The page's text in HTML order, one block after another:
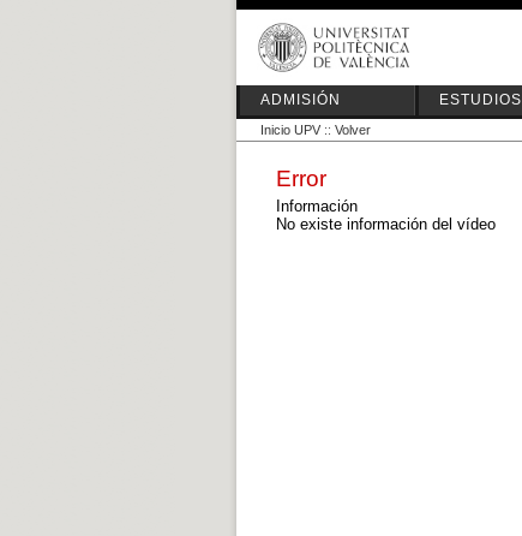
ADMISIÓN ESTUDIOS
Inicio UPV :: Volver
Error
Información
No existe información del vídeo